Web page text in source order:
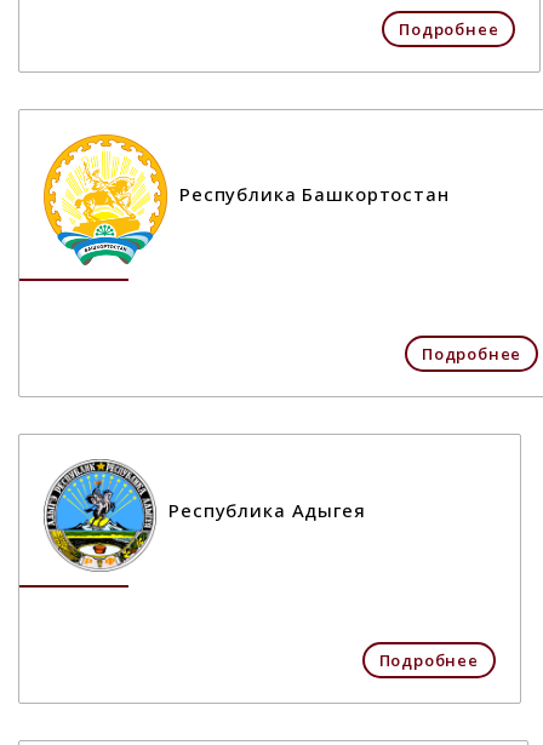
Подробнее
Республика Башкортостан
Подробнее
Республика Адыгея
Подробнее